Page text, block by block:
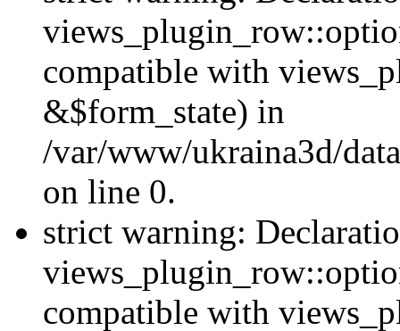
compatible with
&$form_state) in
/var/www/ukraina3d/
on line 0.
strict warning:
compatible with